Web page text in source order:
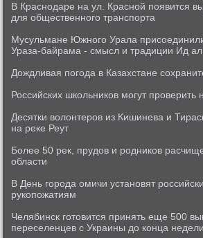
В Краснодаре на ул. Красной появится
для общественного транспорта
Мусульмане Южного Урала
Ураза-байрама - смысл и традиции Ид
Дождливая погода в Казахстане
Российских школьников могут проверить
Десятки волонтеров из Кишинева и
на реке Реут
Более 50 рек, прудов и родников
области
В День города омичи установят
рукопожатиям
Челябинск готовится принять еще 500
переселенцев с Украины до конца недели